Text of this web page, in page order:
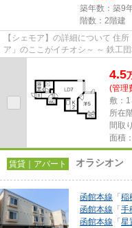
築年数：築9
階数：2階建
【シェモア】の詳細について 住所：札幌市手稲区前田1条1丁目 ～「シェ・モ
ア」のここがイチオシ～ ～ 鉄工団地通沿いに建つ2017年2月築の1LDK物件で
4.5
(管理
敷：
所在
間取
面積
賃貸｜アパート オラシオン
函館本線 「 稲
函館本線 「 手
函館本線 「 星